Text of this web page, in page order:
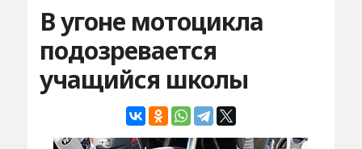
В угоне мотоцикла
подозревается
учащийся школы